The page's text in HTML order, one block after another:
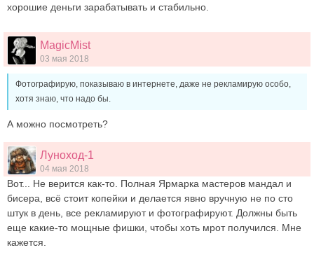
хорошие деньги зарабатывать и стабильно.
MagicMist
03 мая 2018
Фотографирую, показываю в интернете, даже не рекламирую особо,
хотя знаю, что надо бы.
А можно посмотреть?
Луноход-1
04 мая 2018
Вот... Не верится как-то. Полная Ярмарка мастеров мандал и
бисера, всё стоит копейки и делается явно вручную не по сто
штук в день, все рекламируют и фотографируют. Должны быть
еще какие-то мощные фишки, чтобы хоть мрот получился. Мне
кажется.